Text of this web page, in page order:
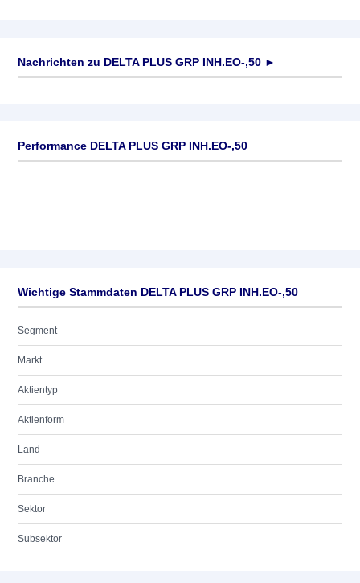
Nachrichten zu DELTA PLUS GRP INH.EO-,50 ►
Performance DELTA PLUS GRP INH.EO-,50
Wichtige Stammdaten DELTA PLUS GRP INH.EO-,50
Segment
Markt
Aktientyp
Aktienform
Land
Branche
Sektor
Subsektor